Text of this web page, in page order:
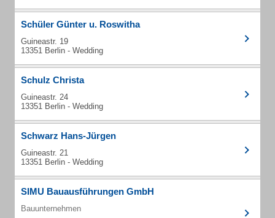
Schüler Günter u. Roswitha
Guineastr. 19
13351 Berlin - Wedding
Schulz Christa
Guineastr. 24
13351 Berlin - Wedding
Schwarz Hans-Jürgen
Guineastr. 21
13351 Berlin - Wedding
SIMU Bauausführungen GmbH
Bauunternehmen